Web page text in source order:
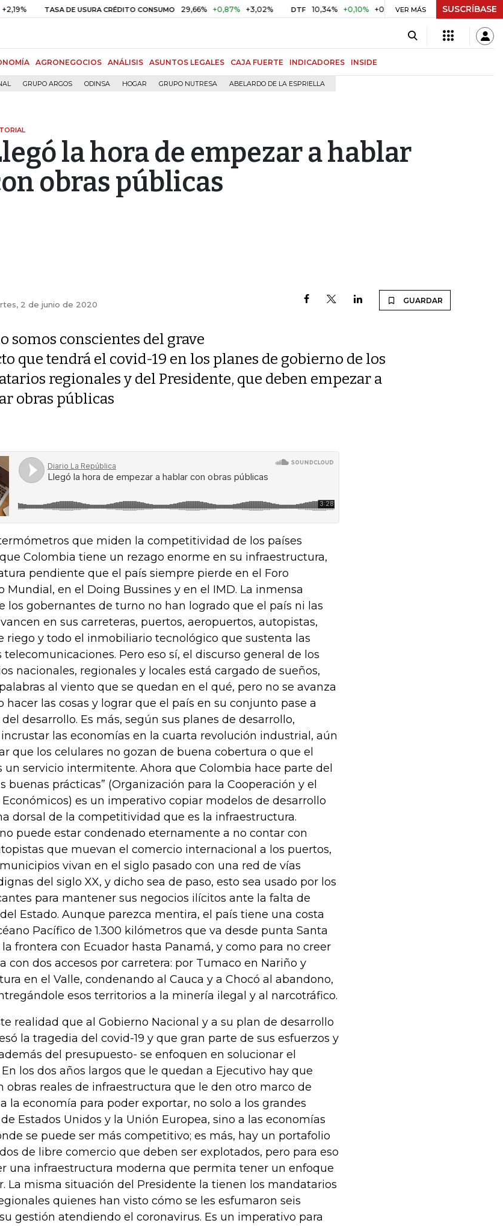
TASA DE USURA CRÉDITO CONSUMO 29,66% +0,87% +3,02% DTF 10,34% +0,10% +0,98% UVR $ 417,01 +$ 0,05 +0,01%
VER MÁS SUSCRÍBASE
AGRONEGOCIOS ANÁLISIS ASUNTOS LEGALES CAJA FUERTE INDICADORES INSIDE
GRUPO ARGOS ODINSA HOGAR GRUPO NUTRESA ABELARDO DE LA ESPRIELLA
la hora de empezar a hablar
obras públicas
2 de junio de 2020 GUARDAR
somos conscientes del grave
que tendrá el covid-19 en los planes de gobierno de los
regionales y del Presidente, que deben empezar a
obras públicas
que miden la competitividad de los países
Colombia tiene un rezago enorme en su infraestructura,
pendiente que el país siempre pierde en el Foro
Mundial, en el Doing Bussines y en el IMD. La inmensa
los gobernantes de turno no han logrado que el país ni las
en sus carreteras, puertos, aeropuertos, autopistas,
riego y todo el inmobiliario tecnológico que sustenta las
telecomunicaciones. Pero eso sí, el discurso general de los
nacionales, regionales y locales está cargado de sueños,
al viento que se quedan en el qué, pero no se avanza
hacer las cosas y lograr que el país en su conjunto pase a
desarrollo. Es más, según sus planes de desarrollo,
las economías en la cuarta revolución industrial, aún
que los celulares no gozan de buena cobertura o que el
un servicio intermitente. Ahora que Colombia hace parte del
buenas prácticas” (Organización para la Cooperación y el
es un imperativo copiar modelos de desarrollo
dorsal de la competitividad que es la infraestructura.
puede estar condenado eternamente a no contar con
que muevan el comercio internacional a los puertos,
vivan en el siglo pasado con una red de vías
del siglo XX, y dicho sea de paso, esto sea usado por los
para mantener sus negocios ilícitos ante la falta de
Estado. Aunque parezca mentira, el país tiene una costa
Pacífico de 1.300 kilómetros que va desde punta Santa
frontera con Ecuador hasta Panamá, y como para no creer
con dos accesos por carretera: por Tumaco en Nariño y
en el Valle, condenando al Cauca y a Chocó al abandono,
esos territorios a la minería ilegal y al narcotráfico.
realidad que al Gobierno Nacional y a su plan de desarrollo
la tragedia del covid-19 y que gran parte de sus esfuerzos y
del presupuesto- se enfoquen en solucionar el
los dos años largos que le quedan a Ejecutivo hay que
obras reales de infraestructura que le den otro marco de
la economía para poder exportar, no solo a los grandes
Estados Unidos y la Unión Europea, sino a las economías
se puede ser más competitivo; es más, hay un portafolio
de libre comercio que deben ser explotados, pero para eso
una infraestructura moderna que permita tener un enfoque
La misma situación del Presidente la tienen los mandatarios
quienes han visto cómo se les esfumaron seis
gestión atendiendo el coronavirus. Es un imperativo para